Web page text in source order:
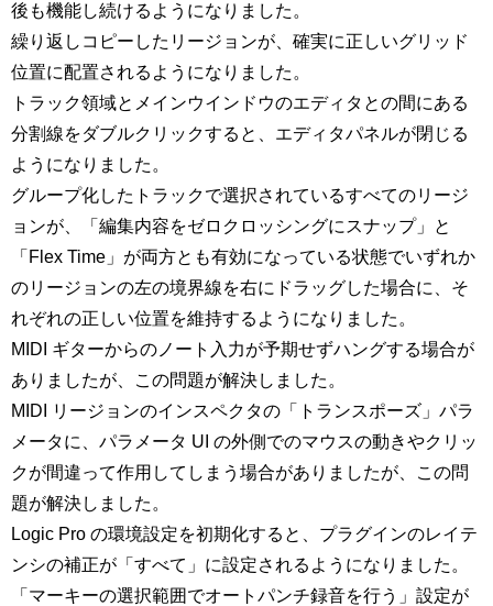
後も機能し続けるようになりました。
繰り返しコピーしたリージョンが、確実に正しいグリッド
位置に配置されるようになりました。
トラック領域とメインウインドウのエディタとの間にある
分割線をダブルクリックすると、エディタパネルが閉じる
ようになりました。
グループ化したトラックで選択されているすべてのリージ
ョンが、「編集内容をゼロクロッシングにスナップ」と
「Flex Time」が両方とも有効になっている状態でいずれか
のリージョンの左の境界線を右にドラッグした場合に、そ
れぞれの正しい位置を維持するようになりました。
MIDI ギターからのノート入力が予期せずハングする場合が
ありましたが、この問題が解決しました。
MIDI リージョンのインスペクタの「トランスポーズ」パラ
メータに、パラメータ UI の外側でのマウスの動きやクリッ
クが間違って作用してしまう場合がありましたが、この問
題が解決しました。
Logic Pro の環境設定を初期化すると、プラグインのレイテ
ンシの補正が「すべて」に設定されるようになりました。
「マーキーの選択範囲でオートパンチ録音を行う」設定が